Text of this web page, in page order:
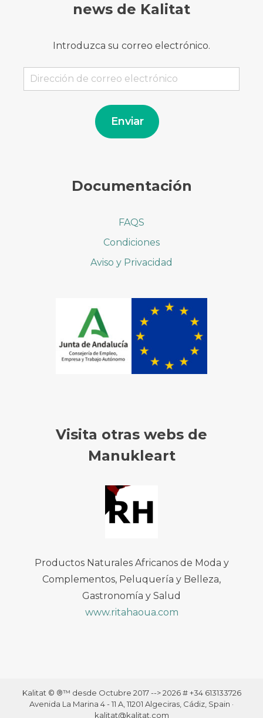
news de Kalitat
Introduzca su correo electrónico.
Dirección
de
Enviar
Documentación
FAQS
Condiciones
Aviso y Privacidad
Visita otras webs de
Manukleart
Productos Naturales Africanos de Moda y
Complementos, Peluquería y Belleza,
Gastronomía y Salud
www.ritahaoua.com
Kalitat © ®™ desde Octubre 2017 --> 2026 # +34 613133726
Avenida La Marina 4 - 11 A, 11201 Algeciras, Cádiz, Spain ·
kalitat@kalitat.com